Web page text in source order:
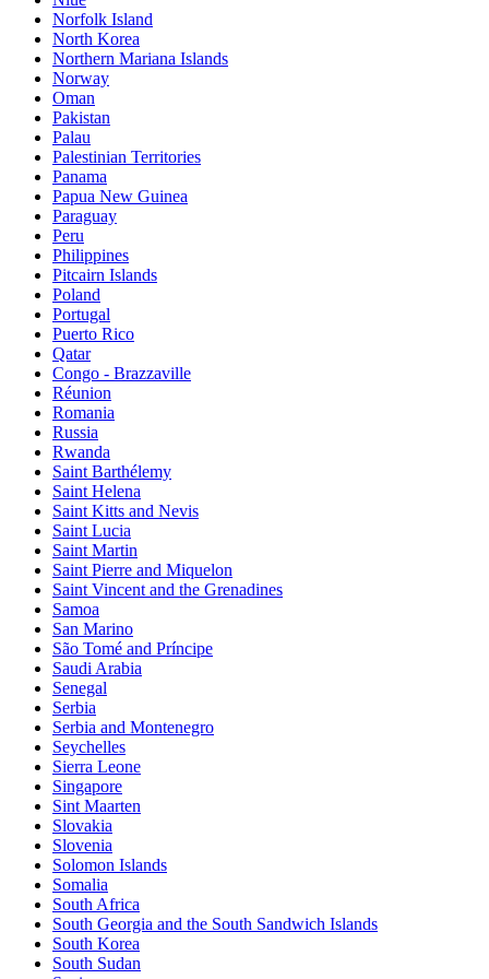
Norfolk Island
North Korea
Northern Mariana Islands
Norway
Oman
Pakistan
Palau
Palestinian Territories
Panama
Papua New Guinea
Paraguay
Peru
Philippines
Pitcairn Islands
Poland
Portugal
Puerto Rico
Qatar
Congo - Brazzaville
Réunion
Romania
Russia
Rwanda
Saint Barthélemy
Saint Helena
Saint Kitts and Nevis
Saint Lucia
Saint Martin
Saint Pierre and Miquelon
Saint Vincent and the Grenadines
Samoa
San Marino
São Tomé and Príncipe
Saudi Arabia
Senegal
Serbia
Serbia and Montenegro
Seychelles
Sierra Leone
Singapore
Sint Maarten
Slovakia
Slovenia
Solomon Islands
Somalia
South Africa
South Georgia and the South Sandwich Islands
South Korea
South Sudan